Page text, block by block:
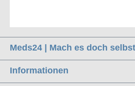
Meds24 | Mach es doch
Informationen